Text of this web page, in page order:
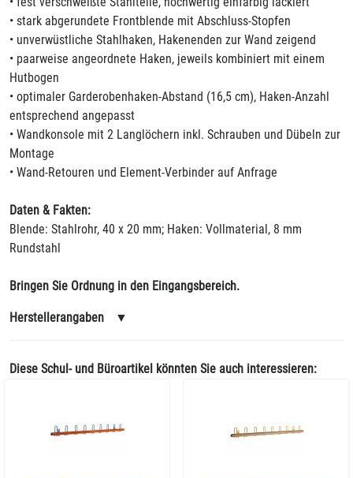
• stark abgerundete Frontblende mit Abschluss-Stopfen
• unverwüstliche Stahlhaken, Hakenenden zur Wand zeigend
• paarweise angeordnete Haken, jeweils kombiniert mit einem
Hutbogen
• optimaler Garderobenhaken-Abstand (16,5 cm), Haken-Anzahl
entsprechend angepasst
• Wandkonsole mit 2 Langlöchern inkl. Schrauben und Dübeln zur
Montage
• Wand-Retouren und Element-Verbinder auf Anfrage
Daten & Fakten:
Blende: Stahlrohr, 40 x 20 mm; Haken: Vollmaterial, 8 mm
Rundstahl
Bringen Sie Ordnung in den Eingangsbereich.
Herstellerangaben ▼
Diese Schul- und Büroartikel könnten Sie auch interessieren: